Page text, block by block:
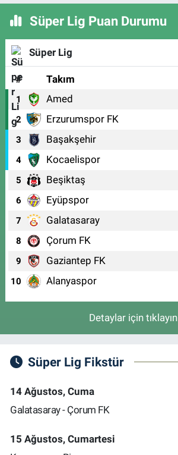
Süper Lig Puan Durumu
Süper Lig
# Takım
1 Amed
2 Erzurumspor FK
3 Başakşehir
4 Kocaelispor
5 Beşiktaş
6 Eyüpspor
7 Galatasaray
8 Çorum FK
9 Gaziantep FK
10 Alanyaspor
Detaylar için tıklayın
Süper Lig Fikstür
14 Ağustos, Cuma
Galatasaray - Çorum FK
15 Ağustos, Cumartesi